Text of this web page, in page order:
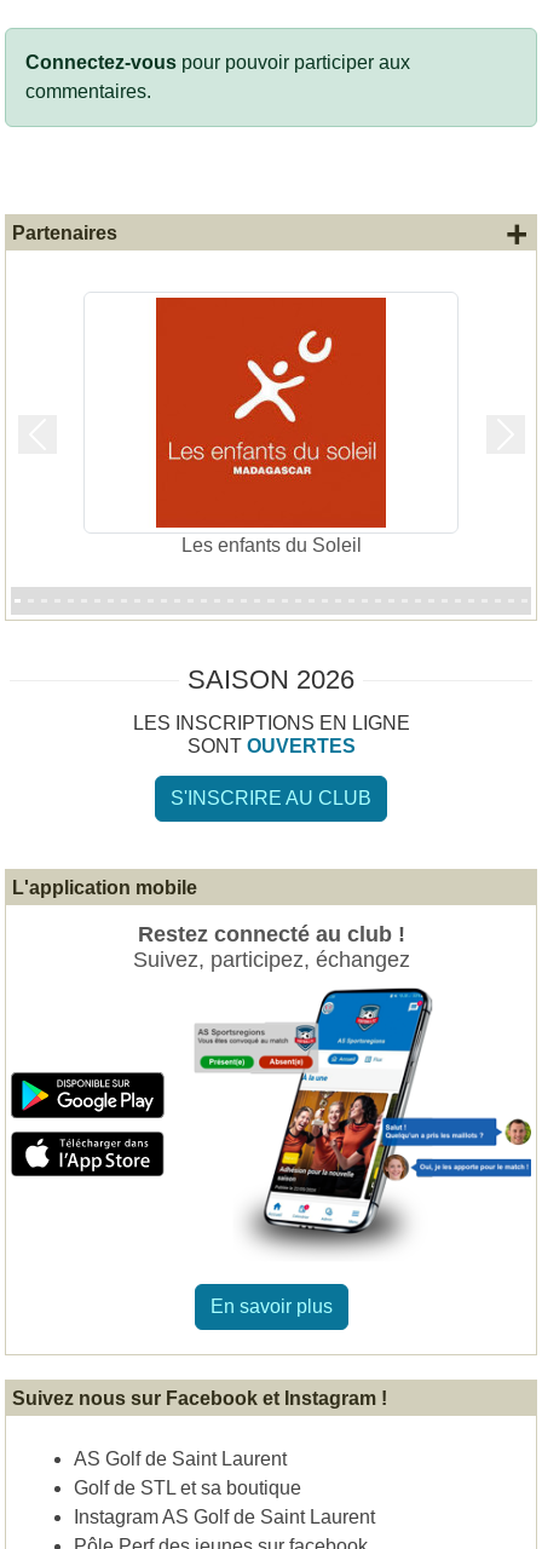
Connectez-vous pour pouvoir participer aux
commentaires.
Partenaires
Les enfants du Soleil
+
SAISON 2026
LES INSCRIPTIONS EN LIGNE
SONT OUVERTES
S'INSCRIRE AU CLUB
L'application mobile
Restez connecté au club !
Suivez, participez, échangez
En savoir plus
Suivez nous sur Facebook et Instagram !
AS Golf de Saint Laurent
Golf de STL et sa boutique
Instagram AS Golf de Saint Laurent